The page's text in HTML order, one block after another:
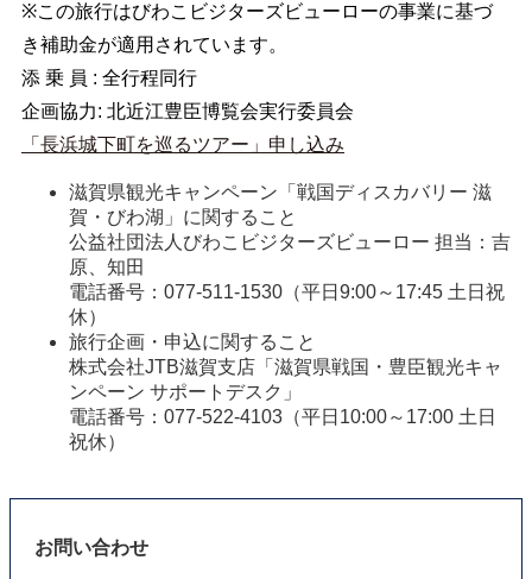
※この旅行はびわこビジターズビューローの事業に基づ
き補助金が適用されています。
添 乗 員 : 全行程同行
企画協力: 北近江豊臣博覧会実行委員会
「長浜城下町を巡るツアー」申し込み
滋賀県観光キャンペーン「戦国ディスカバリー 滋
賀・びわ湖」に関すること
公益社団法人びわこビジターズビューロー 担当：吉
原、知田
電話番号：077-511-1530（平日9:00～17:45 土日祝
休）
旅行企画・申込に関すること
株式会社JTB滋賀支店「滋賀県戦国・豊臣観光キャ
ンペーン サポートデスク」
電話番号：077-522-4103（平日10:00～17:00 土日
祝休）
お問い合わせ